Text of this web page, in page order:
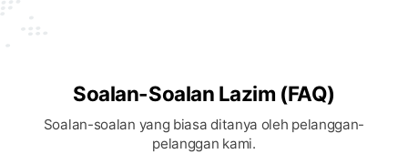
Soalan-Soalan Lazim (FAQ)
Soalan-soalan yang biasa ditanya oleh pelanggan-
pelanggan kami.